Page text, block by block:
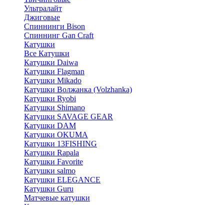
Ультралайт
Джиговые
Спиннинги Bison
Спиннинг Gan Craft
Катушки
Все Катушки
Катушки Daiwa
Катушки Flagman
Катушки Mikado
Катушки Волжанка (Volzhanka)
Катушки Ryobi
Катушки Shimano
Катушки SAVAGE GEAR
Катушки DAM
Катушки OKUMA
Катушки 13FISHING
Катушки Rapala
Катушки Favorite
Катушки salmo
Катушки ELEGANCE
Катушки Guru
Матчевые катушки